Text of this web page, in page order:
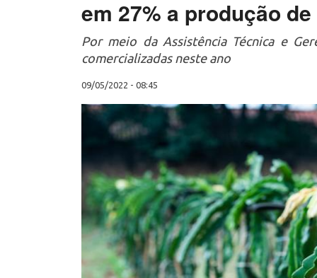
em 27% a produção
Por meio da Assistência Técnica e
comercializadas neste ano
09/05/2022 - 08:45